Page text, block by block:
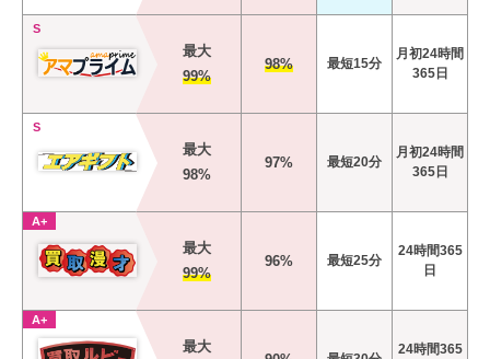
S
最大
99%
98% 最短15分
月初24時間
365日
S
最大
98%
97% 最短20分
月初24時間
365日
A+
最大
99%
96% 最短25分
24時間365
日
A+
最大
24時間365